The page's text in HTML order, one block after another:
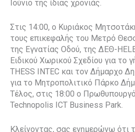
Ιούνιο της ίδιας χρονιάς.
Στις 14:00, ο Κυριάκος
τους επικεφαλής του Μετρό
της Εγνατίας Οδού, της ΔΕΘ-
Ειδικού Χωρικού Σχεδίου για το
THESS INTEC και τον Δήμαρχο
για το Μητροπολιτικό Πάρκο
Τέλος, στις 18:00 ο
Technopolis ICT Business Park.
Κλείνοντας, σας ενημερώνω ότι